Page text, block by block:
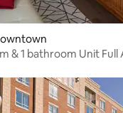
& 1 bathroom Unit